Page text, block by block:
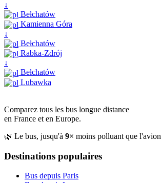
↓
Bełchatów
Kamienna Góra
↓
Bełchatów
Rabka-Zdrój
↓
Bełchatów
Lubawka
Comparez tous les bus longue distance
en France et en Europe.
🌿 Le bus, jusqu'à 9× moins polluant que l'avion
Destinations populaires
Bus depuis Paris